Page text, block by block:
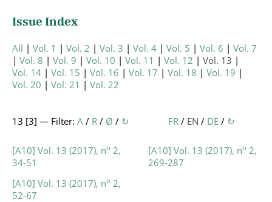
Issue Index
All Vol. 1 Vol. 2 Vol. 3 Vol. 4 Vol. 5 Vol. 6
Vol. 7
Vol. 8
Vol. 9 Vol. 10 Vol. 11 Vol. 12
Vol. 13
Vol. 14
Vol. 15 Vol. 16 Vol. 17 Vol. 18
Vol. 19
Vol. 20
Vol. 21 Vol. 22
13 [3] — Filter: A / R / Ø / ↻ FR / EN / DE / ↻
[A10] Vol. 13 (2017), no 2,
34-51
[A10] Vol. 13 (2017), no 2,
52-67
[A10] Vol. 13 (2017), no 2,
269-287